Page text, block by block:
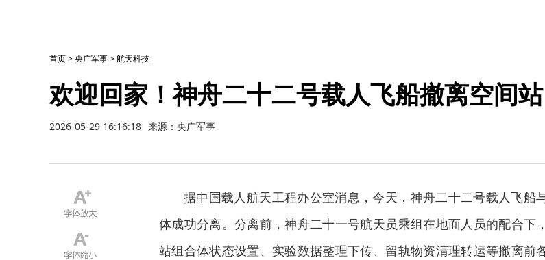
首页>央广军事>航天科技
欢迎回家！神舟二十二号载人飞船撤离空间站
2026-05-29 16:16:18 来源：央广军事
据中国载人航天工程办公室消息，今天，神舟二十二号载人飞船
体成功分离。分离前，神舟二十一号航天员乘组在地面人员的配合下
站组合体状态设置、实验数据整理下传、留轨物资清理转运等撤离前